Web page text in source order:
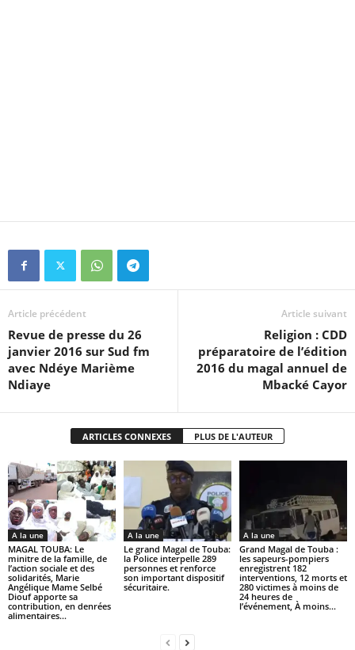
Article précédent
Revue de presse du 26
janvier 2016 sur Sud fm
avec Ndéye Marième
Ndiaye
Article suivant
Religion : CDD
préparatoire de l’édition
2016 du magal annuel de
Mbacké Cayor
ARTICLES CONNEXES PLUS DE L'AUTEUR
A la une
MAGAL TOUBA: Le
minitre de la famille, de
l’action sociale et des
solidarités, Marie
Angélique Mame Selbé
Diouf apporte sa
contribution, en denrées
alimentaires...
A la une
Le grand Magal de Touba:
la Police interpelle 289
personnes et renforce
son important dispositif
sécuritaire.
A la une
Grand Magal de Touba :
les sapeurs-pompiers
enregistrent 182
interventions, 12 morts et
280 victimes à moins de
24 heures de
l’événement, À moins...